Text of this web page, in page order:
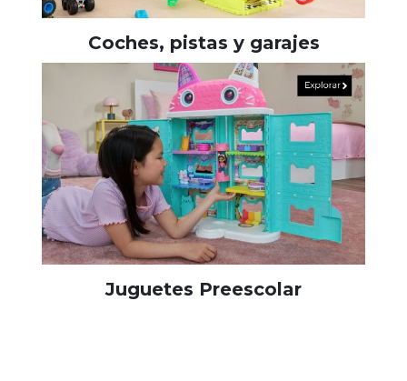
Coches, pistas y garajes
Juguetes Preescolar